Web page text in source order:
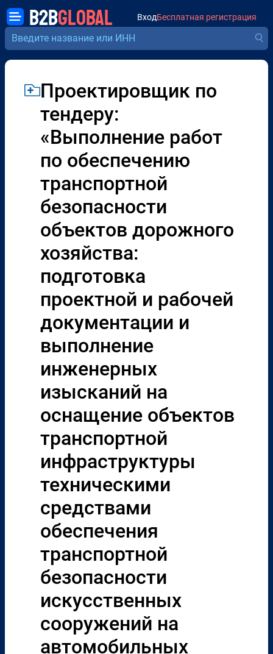
B2BGLOBAL ВходБесплатная регистрация
Проектировщик по
тендеру:
«Выполнение работ
по обеспечению
транспортной
безопасности
объектов дорожного
хозяйства:
подготовка
проектной и рабочей
документации и
выполнение
инженерных
изысканий на
оснащение объектов
транспортной
инфраструктуры
техническими
средствами
обеспечения
транспортной
безопасности
искусственных
сооружений на
автомобильных